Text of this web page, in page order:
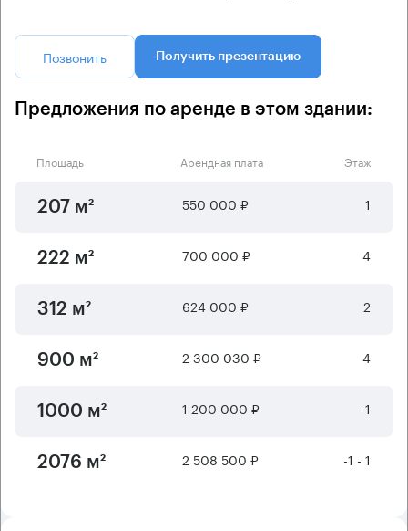
Позвонить Получить презентацию
Предложения по аренде в этом здании:
Площадь Арендная плата Этаж
207 м² 550 000 ₽ 1
222 м² 700 000 ₽ 4
312 м² 624 000 ₽ 2
900 м² 2 300 030 ₽ 4
1000 м² 1 200 000 ₽ -1
2076 м² 2 508 500 ₽ -1 - 1